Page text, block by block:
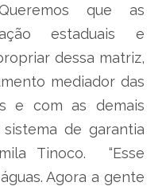
que as
estaduais e
dessa matriz,
mediador das
e com as demais
de garantia
Tinoco. “Esse
Agora a gente